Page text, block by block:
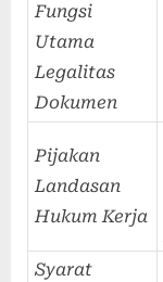
Fungsi
Utama
Legalitas
Dokumen
Pijakan
Landasan
Hukum Kerja
Syarat